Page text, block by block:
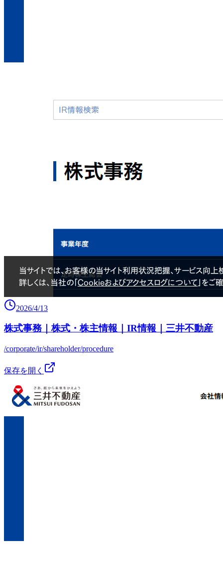
2026/4/13
株式事務｜株式・株主情報｜IR情報｜三井不動産
/corporate/ir/shareholder/procedure
保存を開く